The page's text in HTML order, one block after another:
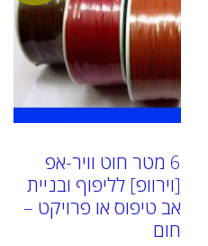
6 מטר חוט וויר-אפ
[וירוופ] לליפוף ובניית
אב טיפוס או פרויקט –
חום